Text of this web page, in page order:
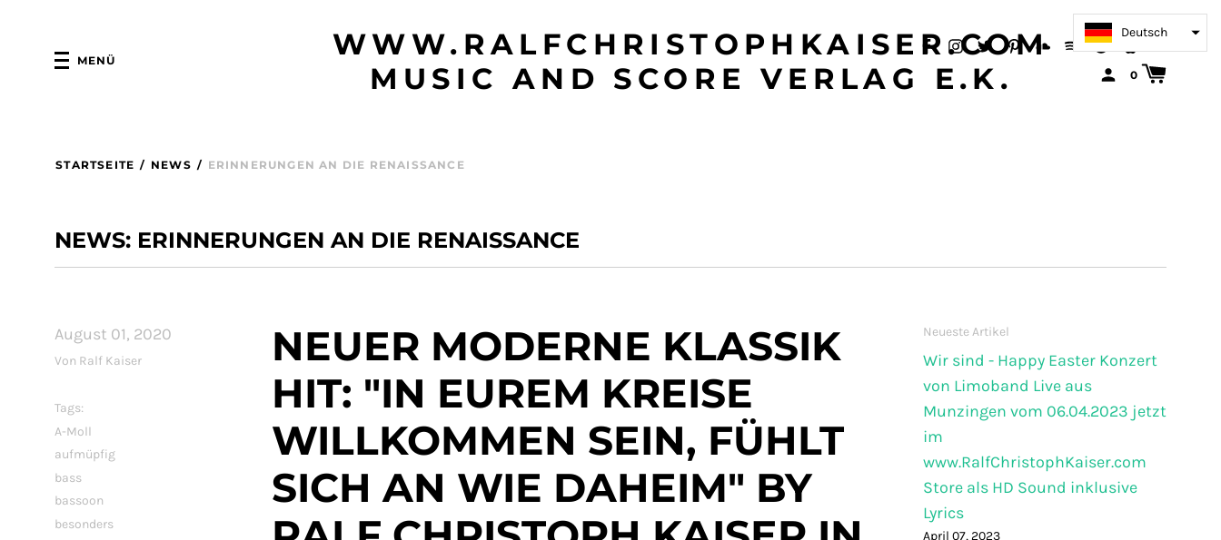
MENÜ
WWW.RALFCHRISTOPHKAISER.COM
MUSIC AND SCORE VERLAG E.K.
0
STARTSEITE / NEWS / ERINNERUNGEN AN DIE RENAISSANCE
NEWS: ERINNERUNGEN AN DIE RENAISSANCE
August 01, 2020
Von Ralf Kaiser
Tags:
A-Moll
aufmüpfig
bass
bassoon
besonders
NEUER MODERNE KLASSIK
HIT: "IN EUREM KREISE
WILLKOMMEN SEIN, FÜHLT
SICH AN WIE DAHEIM" BY
Neueste Artikel
Wir sind - Happy Easter Konzert
von Limoband Live aus
Munzingen vom 06.04.2023 jetzt
im
www.RalfChristophKaiser.com
Store als HD Sound inklusive
Lyrics
April 07, 2023
Deutsch